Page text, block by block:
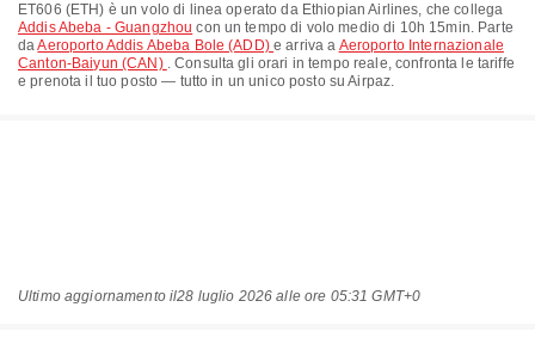
ET606 (ETH) è un volo di linea operato da Ethiopian Airlines, che collega
Addis Abeba - Guangzhou con un tempo di volo medio di 10h 15min. Parte
daAeroporto Addis Abeba Bole (ADD)e arriva a Aeroporto Internazionale
Canton-Baiyun (CAN) . Consulta gli orari in tempo reale, confronta le tariffe
e prenota il tuo posto — tutto in un unico posto su Airpaz.
Ultimo aggiornamento il28 luglio 2026 alle ore 05:31 GMT+0